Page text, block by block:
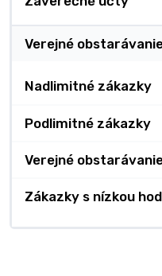
Verejné
Nadlimitné zákazky
Podlimitné zákazky
Verejné
Zákazky s nízkou